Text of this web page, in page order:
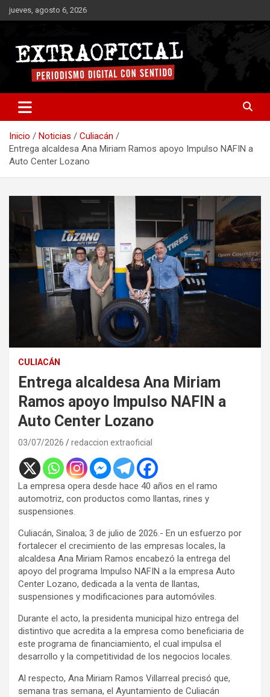
Saltar
al
jueves, agosto 6, 2026
Extraoficial
Inicio Noticias
Culiacán
Entrega alcaldesa Ana Miriam Ramos apoyo Impulso NAFIN a
Auto Center Lozano
CULIACÁN
Entrega alcaldesa Ana Miriam
Ramos apoyo Impulso NAFIN a
Auto Center Lozano
03/07/2026 redaccion extraoficial
La empresa opera desde hace 40 años en el ramo
automotriz, con productos como llantas, rines y
suspensiones.
Culiacán, Sinaloa; 3 de julio de 2026.- En un esfuerzo por
fortalecer el crecimiento de las empresas locales, la
alcaldesa Ana Miriam Ramos encabezó la entrega del
apoyo del programa Impulso NAFIN a la empresa Auto
Center Lozano, dedicada a la venta de llantas,
suspensiones y modificaciones para automóviles.
Durante el acto, la presidenta municipal hizo entrega del
distintivo que acredita a la empresa como beneficiaria de
este programa de financiamiento, el cual impulsa el
desarrollo y la competitividad de los negocios locales.
Al respecto, Ana Miriam Ramos Villarreal precisó que,
semana tras semana, el Ayuntamiento de Culiacán